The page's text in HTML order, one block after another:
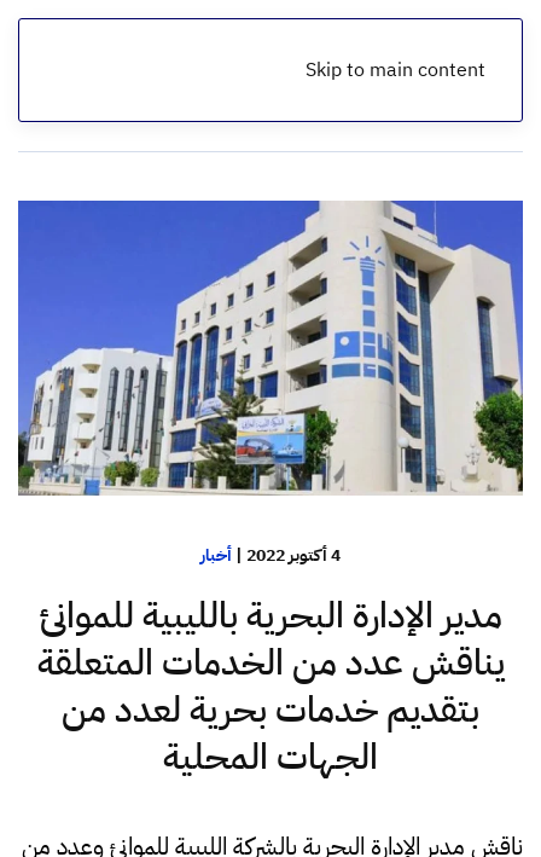
Skip to main content
الرئيسية
4 أكتوبر 2022 | أخبار
مدير الإدارة البحرية بالليبية للموانئ
يناقش عدد من الخدمات المتعلقة
بتقديم خدمات بحرية لعدد من
الجهات المحلية
ناقش مدير الإدارة البحرية بالشركة الليبية للموانئ وعدد من